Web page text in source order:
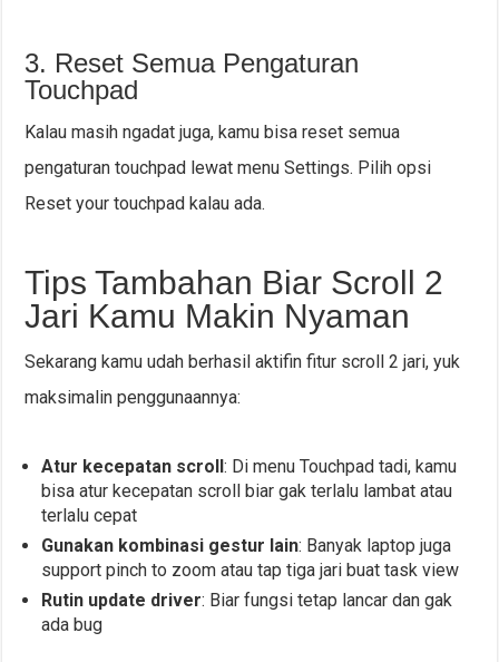
3. Reset Semua Pengaturan
Touchpad
Kalau masih ngadat juga, kamu bisa reset semua
pengaturan touchpad lewat menu Settings. Pilih opsi
Reset your touchpad kalau ada.
Tips Tambahan Biar Scroll 2
Jari Kamu Makin Nyaman
Sekarang kamu udah berhasil aktifin fitur scroll 2 jari, yuk
maksimalin penggunaannya:
Atur kecepatan scroll: Di menu Touchpad tadi, kamu
bisa atur kecepatan scroll biar gak terlalu lambat atau
terlalu cepat
Gunakan kombinasi gestur lain: Banyak laptop juga
support pinch to zoom atau tap tiga jari buat task view
Rutin update driver: Biar fungsi tetap lancar dan gak
ada bug